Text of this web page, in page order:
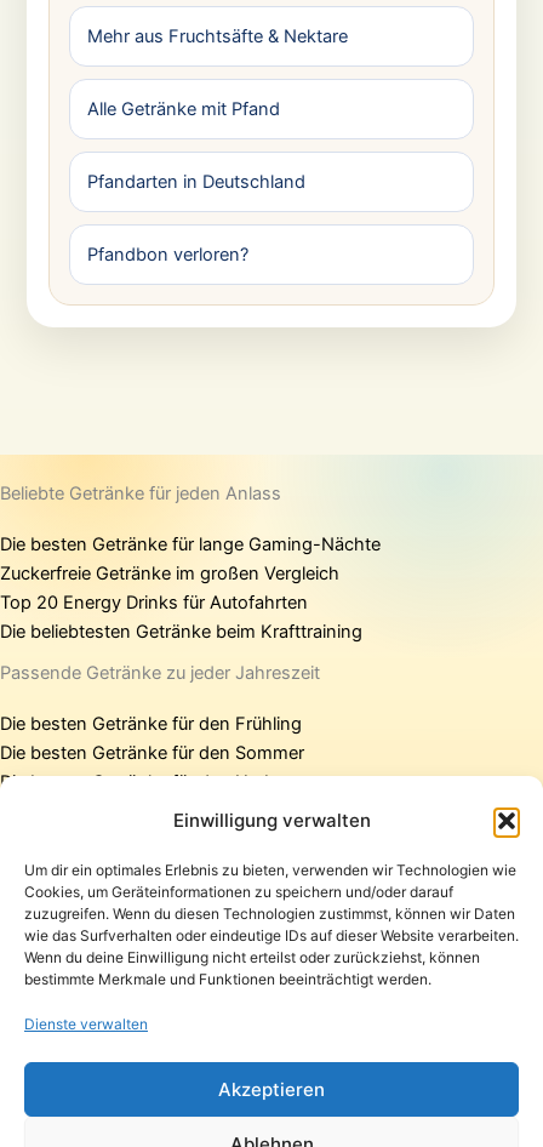
Einwilligung verwalten
Um dir ein optimales Erlebnis zu bieten, verwenden wir Technologien wie
Cookies, um Geräteinformationen zu speichern und/oder darauf
zuzugreifen. Wenn du diesen Technologien zustimmst, können wir Daten
wie das Surfverhalten oder eindeutige IDs auf dieser Website verarbeiten.
Wenn du deine Einwilligung nicht erteilst oder zurückziehst, können
bestimmte Merkmale und Funktionen beeinträchtigt werden.
Dienste verwalten
Akzeptieren
Mehr aus Fruchtsäfte & Nektare
Alle Getränke mit Pfand
Pfandarten in Deutschland
Pfandbon verloren?
Beliebte Getränke für jeden Anlass
Die besten Getränke für lange Gaming-Nächte
Zuckerfreie Getränke im großen Vergleich
Top 20 Energy Drinks für Autofahrten
Die beliebtesten Getränke beim Krafttraining
Passende Getränke zu jeder Jahreszeit
Die besten Getränke für den Frühling
Die besten Getränke für den Sommer
Die besten Getränke für den Herbst
Die besten Getränke für den Winter
Startseite
Presse
Kontakt / Support
Datenschutzerklärung
Copyright © 2026 Pfandpirat | Präsentiert vonZimmermanns
Internet & PR-Beratung